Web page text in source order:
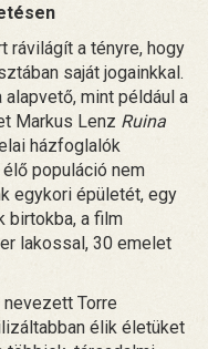
rávilágít a tényre, hogy
saját jogainkkal.
mint például a
Markus Lenz Ruina
házfoglalók
populáció nem
egykori épületét, egy
birtokba, a film
lakossal, 30 emelet
Torre
élik életüket